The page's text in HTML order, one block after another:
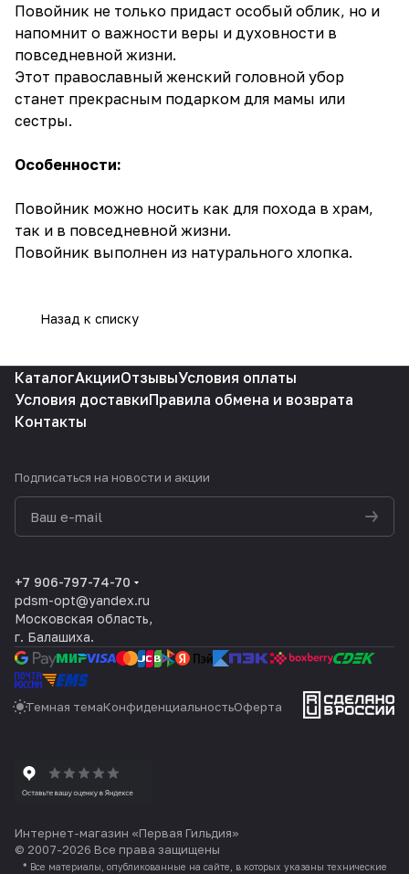
Повойник не только придаст особый облик, но и
напомнит о важности веры и духовности в
повседневной жизни.
Этот православный женский головной убор
станет прекрасным подарком для мамы или
сестры.
Особенности:
Повойник можно носить как для похода в храм,
так и в повседневной жизни.
Повойник выполнен из натурального хлопка.
Назад к списку
КаталогАкцииОтзывыУсловия оплаты
Условия доставкиПравила обмена и возврата
Контакты
Подписаться на новости и акции
+7 906-797-74-70
pdsm-opt@yandex.ru
Московская область,
г. Балашиха.
Темная темаКонфиденциальностьОферта
Интернет-магазин «Первая Гильдия»
© 2007-2026 Все права защищены
* Все материалы, опубликованные на сайте, в которых указаны технические